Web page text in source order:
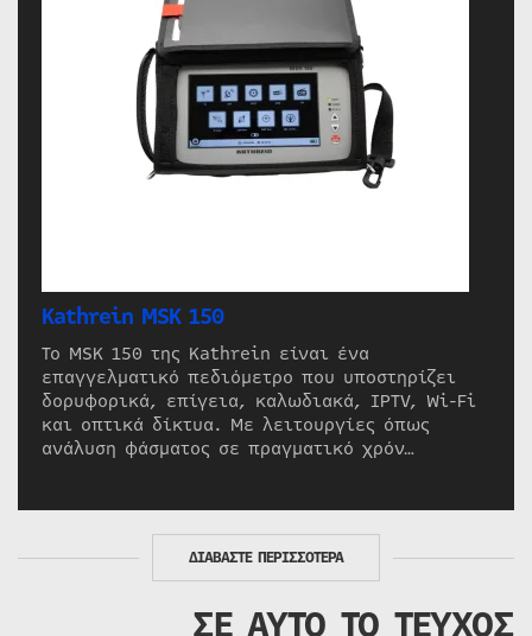
Kathrein MSK 150
Το MSK 150 της Kathrein είναι ένα
επαγγελματικό πεδιόμετρο που υποστηρίζει
δορυφορικά, επίγεια, καλωδιακά, IPTV, Wi-Fi
και οπτικά δίκτυα. Με λειτουργίες όπως
ανάλυση φάσματος σε πραγματικό χρόν…
ΔΙΑΒΑΣΤΕ ΠΕΡΙΣΣΟΤΕΡΑ